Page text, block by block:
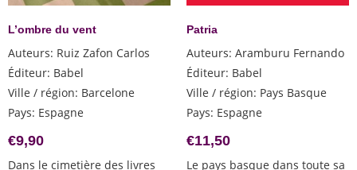
L’ombre du vent
Auteurs: Ruiz Zafon Carlos
Éditeur: Babel
Ville / région: Barcelone
Pays: Espagne
€9,90
Dans le cimetière des livres
Patria
Auteurs: Aramburu Fernando
Éditeur: Babel
Ville / région: Pays Basque
Pays: Espagne
€11,50
Le pays basque dans toute sa